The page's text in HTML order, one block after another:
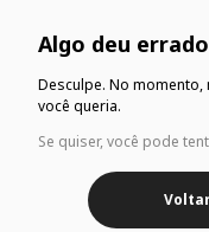
Algo deu
Desculpe. No
você queria.
Se quiser, você pode